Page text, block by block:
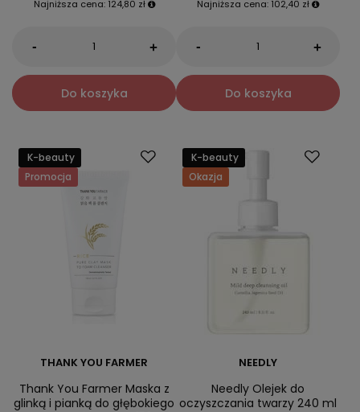
Najniższa cena: 124,80 zł
- +
Do koszyka
Najniższa cena: 102,40 zł
- +
Do koszyka
K-beauty
Promocja
THANK YOU FARMER
Thank You Farmer Maska z
glinką i pianką do głębokiego
K-beauty
Okazja
NEEDLY
Needly Olejek do
oczyszczania twarzy 240 ml